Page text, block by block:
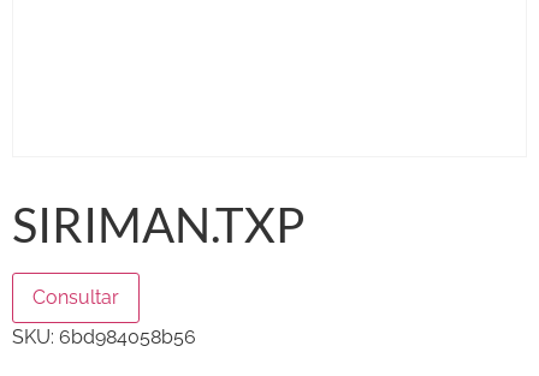
SIRIMAN.TXP
Consultar
SKU: 6bd984058b56